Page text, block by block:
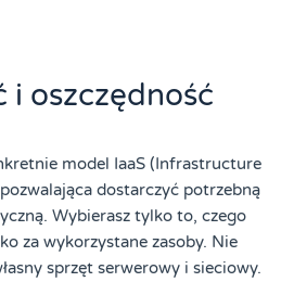
i oszczędność
model IaaS (Infrastructure
dostarczyć potrzebną
Wybierasz tylko to, czego
za wykorzystane zasoby. Nie
sprzęt serwerowy i sieciowy.